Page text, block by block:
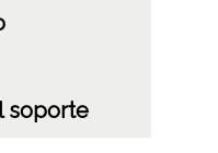
soporte